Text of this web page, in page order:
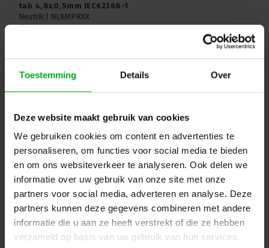
Toestemming Details Over
Deze website maakt gebruik van cookies
We gebruiken cookies om content en advertenties te
personaliseren, om functies voor social media te bieden
en om ons websiteverkeer te analyseren. Ook delen we
informatie over uw gebruik van onze site met onze
partners voor social media, adverteren en analyse. Deze
partners kunnen deze gegevens combineren met andere
informatie die u aan ze heeft verstrekt of die ze hebben
verzameld op basis van uw gebruik van hun services.
tab 4,8x0,5mm IEC62368-1
Neutrik |
NL8MPRXX
7-14 werkdagen
Neutrik | NL4MDXX-V-3 | speakON 4-polig chassis D-size
PCB-V zwart selftap IEC62368-1